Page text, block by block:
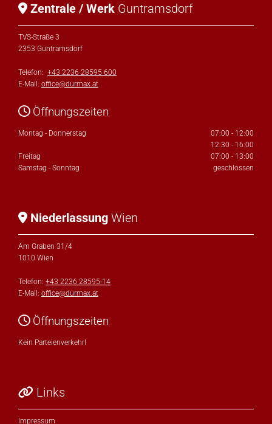
 Zentrale / Werk Guntramsdorf
TVS-Straße 3
2353 Guntramsdorf
Telefon: +43 2236 28595 600
E-Mail: office@durmax.at
Öffnungszeiten
Montag - Donnerstag
07:00 - 12:00
12:30 - 16:00
Freitag
07:00 - 13:00
Samstag - Sonntag
geschlossen
 Niederlassung Wien
Am Graben 31/4
1010 Wien
Telefon: +43 2236 28595-14
E-Mail: office@durmax.at
Öffnungszeiten
Kein Parteienverkehr!
 Links
Impressum